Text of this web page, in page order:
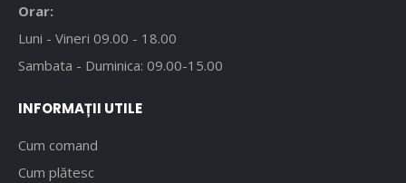
Orar:
Luni - Vineri 09.00 - 18.00
Sambata - Duminica: 09.00-15.00
INFORMAȚII UTILE
Cum comand
Cum plătesc